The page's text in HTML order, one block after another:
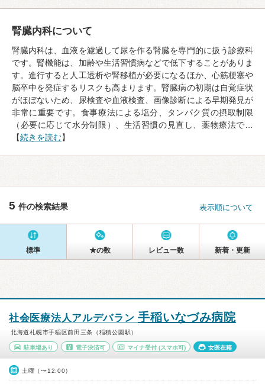
腎臓内科について
腎臓内科は、血液を濾過して尿を作る腎臓を専門的に扱う診療科
です。腎機能は、加齢や生活習慣病などで低下することがありま
す。進行すると人工透析や腎移植が必要になるほか、心筋梗塞や
脳卒中を発症するリスクも高まります。腎臓病の初期は自覚症状
がほぼないため、尿検査や血液検査、画像診断による早期発見が
非常に重要です。食事療法による塩分、タンパク質の摂取制限
（必要に応じて水分制限）、生活習慣の見直し、薬物療法で…
【続きを読む】
5 件の検索結果 表示順について
標準 ★の数 レビュー数 新着・更新
社会医療法人アルデバラン手稲いなづみ病院
北海道札幌市手稲区前田三条（稲積公園駅）
駐車場あり 電子決済可 マイナ受付 (スマホ可) 女医在籍
土曜（〜12:00）